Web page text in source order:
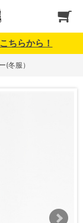
ちらから！
(冬服）